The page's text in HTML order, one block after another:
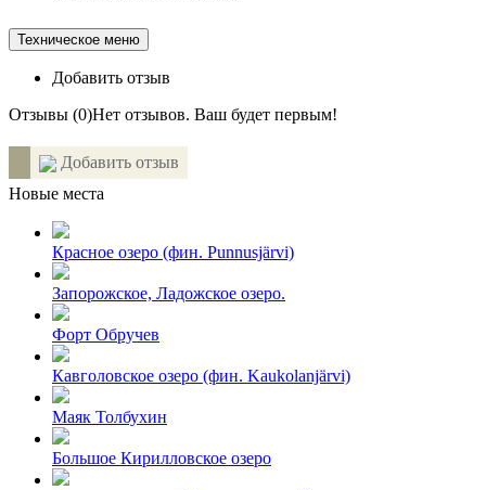
Техническое меню
Добавить отзыв
Отзывы (0)Нет отзывов. Ваш будет первым!
Добавить отзыв
Новые места
Красное озеро (фин. Punnusjärvi)
Запорожское, Ладожское озеро.
Форт Обручев
Кавголовское озеро (фин. Kaukolanjärvi)
Маяк Толбухин
Большое Кирилловское озеро